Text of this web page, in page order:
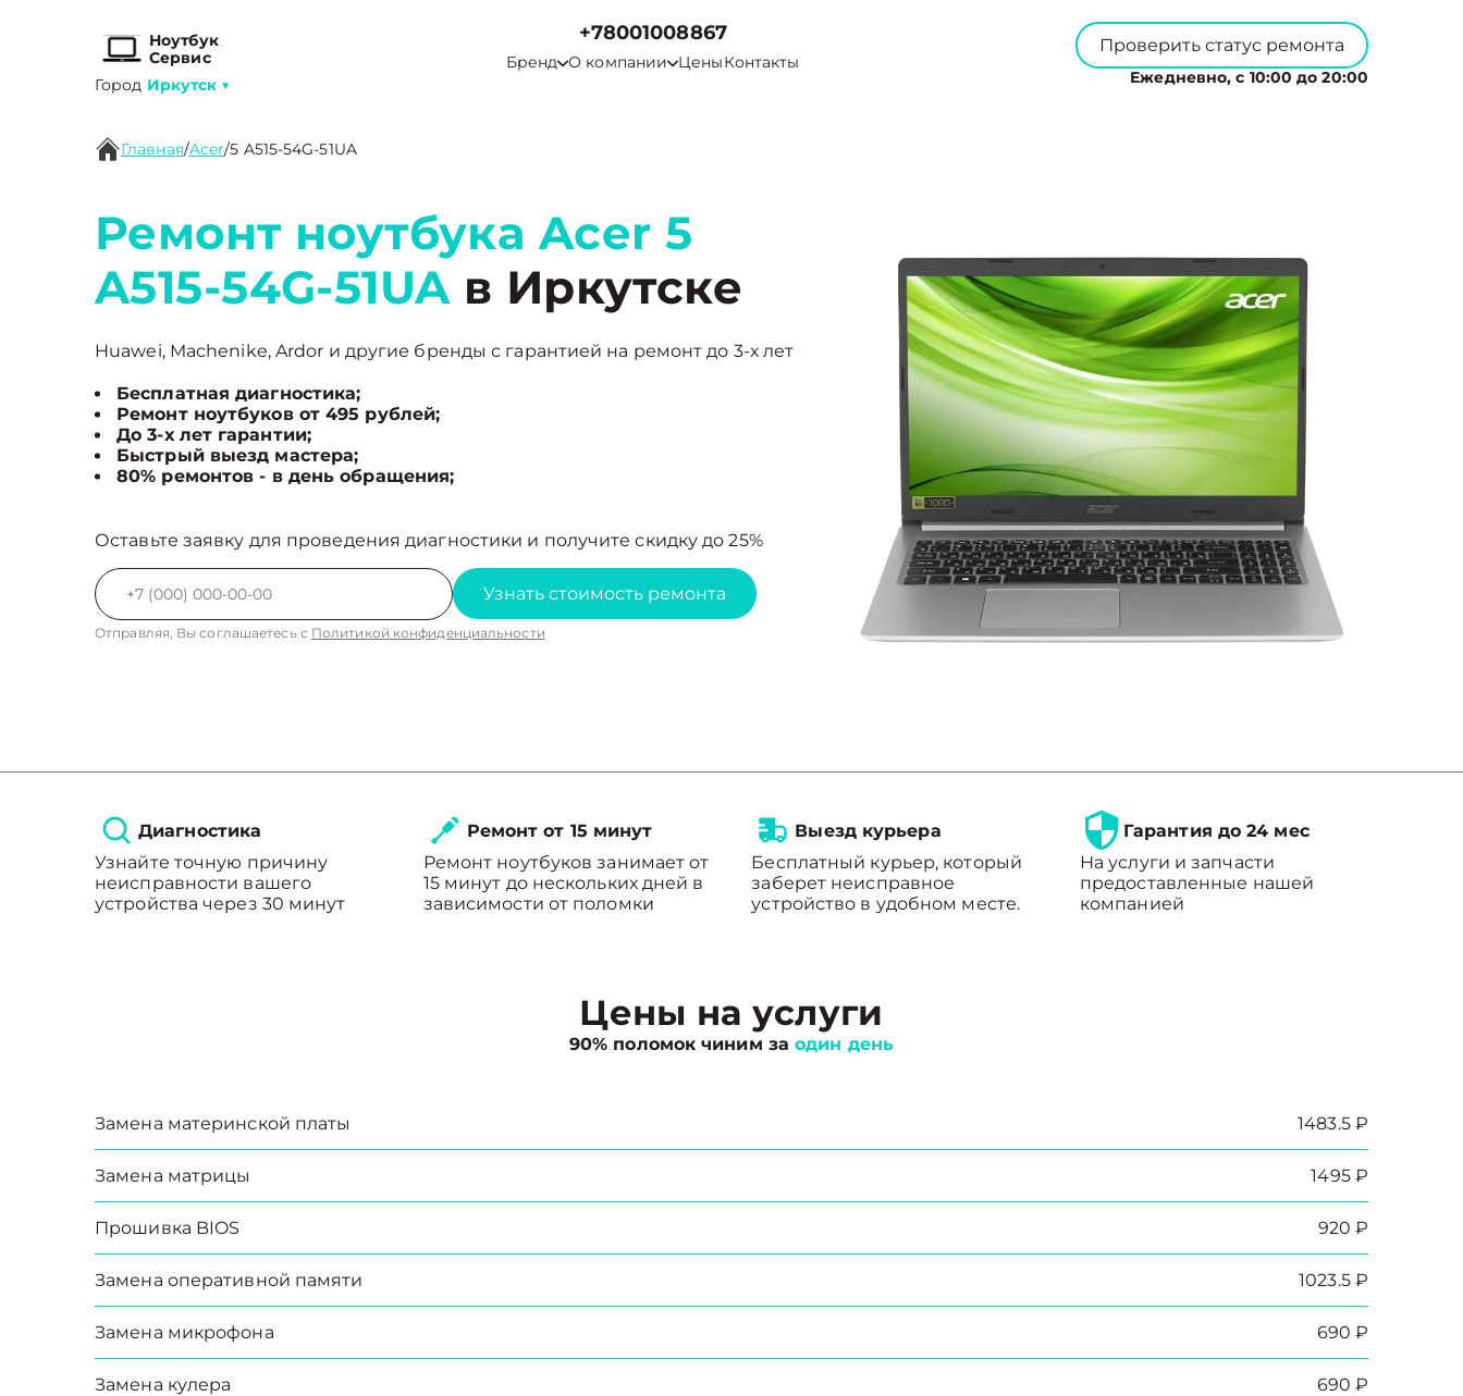
Ноутбук
Сервис
Город Иркутск ▼
+78001008867
Бренд О компании ЦеныКонтакты
Проверить статус ремонта
Ежедневно, с 10:00 до 20:00
Главная/Acer/5 A515-54G-51UA
Ремонт ноутбука Acer 5
A515-54G-51UAв Иркутске
Huawei, Machenike, Ardor и другие бренды с гарантией на ремонт до 3-х лет
Бесплатная диагностика;
Ремонт ноутбуков от 495 рублей;
До 3-х лет гарантии;
Быстрый выезд мастера;
80% ремонтов - в день обращения;
Оставьте заявку для проведения диагностики и получите скидку до 25%
Узнать стоимость ремонта
Отправляя, Вы соглашаетесь с Политикой конфиденциальности
Диагностика
Узнайте точную причину
неисправности вашего
устройства через 30 минут
Ремонт от 15 минут
Ремонт ноутбуков занимает от
15 минут до нескольких дней в
зависимости от поломки
Выезд курьера
Бесплатный курьер, который
заберет неисправное
устройство в удобном месте.
Гарантия до 24 мес
На услуги и запчасти
предоставленные нашей
компанией
Цены на услуги
90% поломок чиним заодин день
Замена материнской платы 1483.5 ₽
Замена матрицы 1495 ₽
Прошивка BIOS 920 ₽
Замена оперативной памяти 1023.5 ₽
Замена микрофона 690 ₽
Замена кулера 690 ₽